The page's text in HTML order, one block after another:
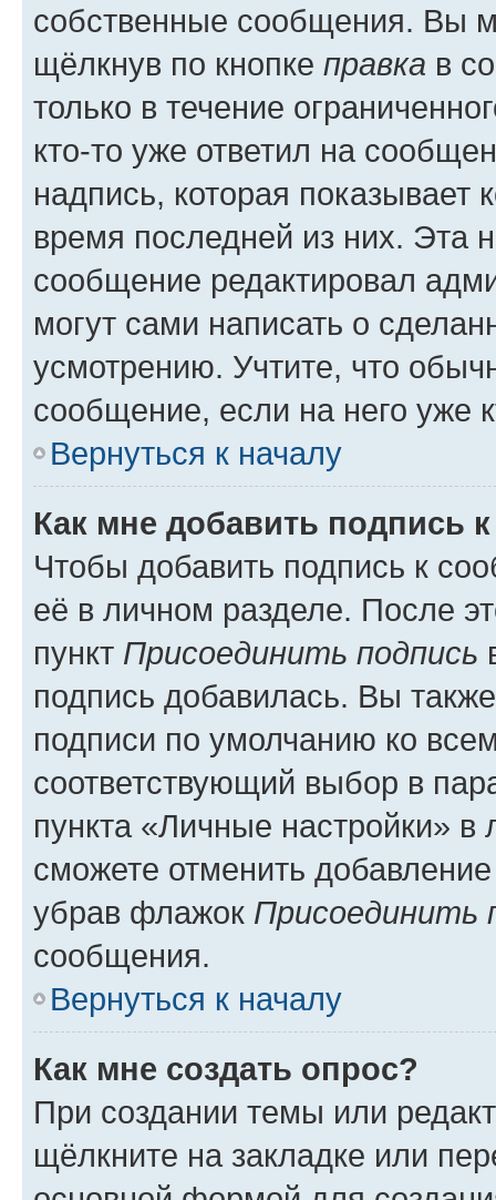
собственные сообщения. Вы
щёлкнув по кнопке правка в
только в течение
кто-то уже ответил на
надпись, которая показывает
время последней из них. Эта
сообщение редактировал
могут сами написать о
усмотрению. Учтите, что
сообщение, если на него уже
Вернуться к началу
Как мне добавить подпись
Чтобы добавить подпись к
её в личном разделе. После
пункт Присоединить подпись
подпись добавилась. Вы
подписи по умолчанию ко
соответствующий выбор в
пункта «Личные настройки»
сможете отменить
убрав флажок Присоединить
сообщения.
Вернуться к началу
Как мне создать опрос?
При создании темы или
щёлкните на закладке или